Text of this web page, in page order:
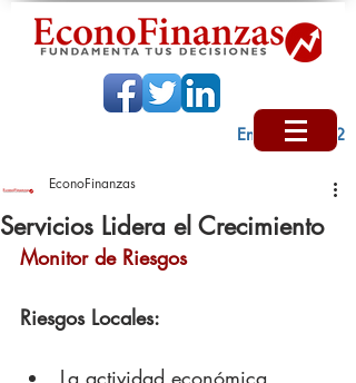
Encabezado 2
Servicios Lidera el Crecimiento
EconoFinanzas
Monitor de Riesgos
Riesgos Locales:
La actividad económica